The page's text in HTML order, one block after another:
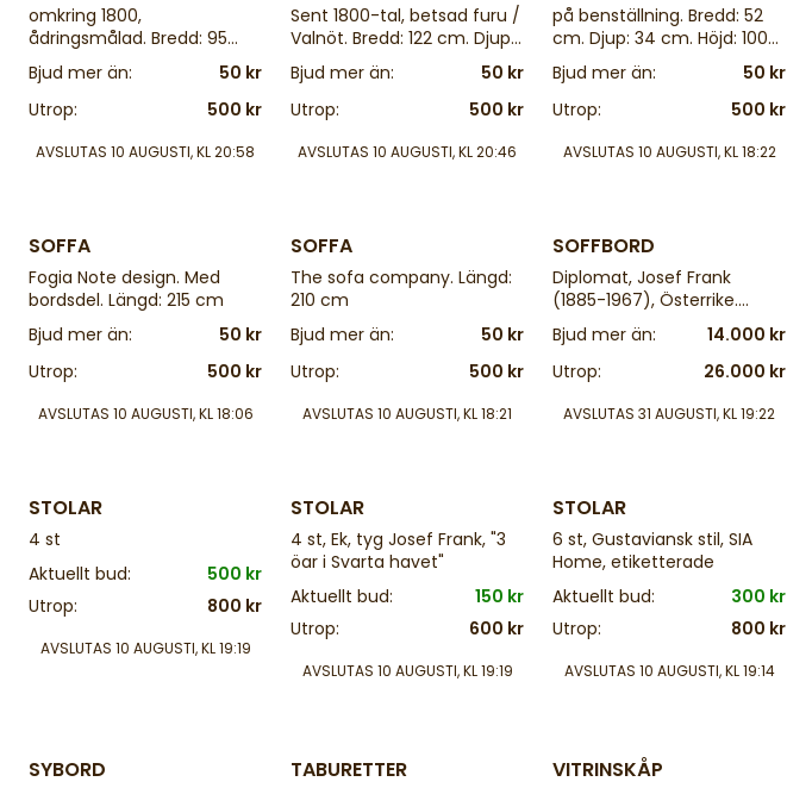
omkring 1800,
ådringsmålad. Bredd: 95
cm. Djup: 50 cm. Höjd: 101
cm
Bjud mer än:
50 kr
Utrop:
500 kr
AVSLUTAS 10 AUGUSTI, KL 20:58
Sent 1800-tal, betsad furu /
Valnöt. Bredd: 122 cm. Djup:
46 cm. Höjd: 104 cm
Bjud mer än:
50 kr
Utrop:
500 kr
AVSLUTAS 10 AUGUSTI, KL 20:46
på benställning. Bredd: 52
cm. Djup: 34 cm. Höjd: 100
cm, nyckel
Bjud mer än:
50 kr
Utrop:
500 kr
AVSLUTAS 10 AUGUSTI, KL 18:22
SOFFA
Fogia Note design. Med
bordsdel. Längd: 215 cm
Bjud mer än:
50 kr
Utrop:
500 kr
AVSLUTAS 10 AUGUSTI, KL 18:06
SOFFA
The sofa company. Längd:
210 cm
Bjud mer än:
50 kr
Utrop:
500 kr
AVSLUTAS 10 AUGUSTI, KL 18:21
SOFFBORD
Diplomat, Josef Frank
(1885-1967), Österrike.
Firma Svenskt Tenn.
Mahogny, ej märkt, Bredd:
105 cm. Djup: 105 cm. Höjd:
Bjud mer än:
14.000 kr
Utrop:
26.000 kr
AVSLUTAS 31 AUGUSTI, KL 19:22
STOLAR
4 st
Aktuellt bud:
500 kr
Utrop:
800 kr
AVSLUTAS 10 AUGUSTI, KL 19:19
STOLAR
4 st, Ek, tyg Josef Frank, "3
öar i Svarta havet"
Aktuellt bud:
150 kr
Utrop:
600 kr
AVSLUTAS 10 AUGUSTI, KL 19:19
STOLAR
6 st, Gustaviansk stil, SIA
Home, etiketterade
Aktuellt bud:
300 kr
Utrop:
800 kr
AVSLUTAS 10 AUGUSTI, KL 19:14
SYBORD TABURETTER VITRINSKÅP